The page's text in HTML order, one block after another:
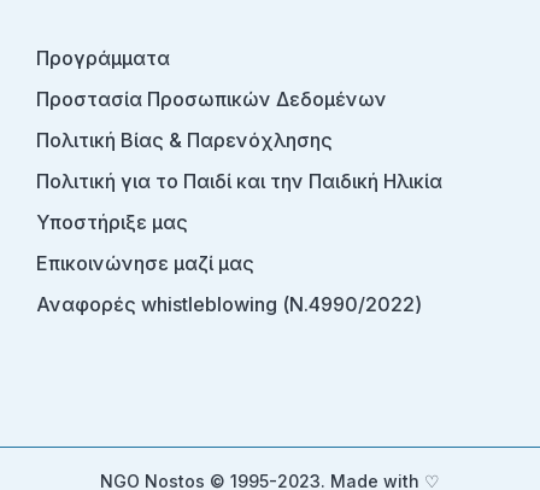
Προγράμματα
Προστασία Προσωπικών Δεδομένων
Πολιτική Βίας & Παρενόχλησης
Πολιτική για το Παιδί και την Παιδική Ηλικία
Υποστήριξε μας
Επικοινώνησε μαζί μας
Αναφορές whistleblowing (Ν.4990/2022)
NGO Nostos © 1995-2023. Made with ♡